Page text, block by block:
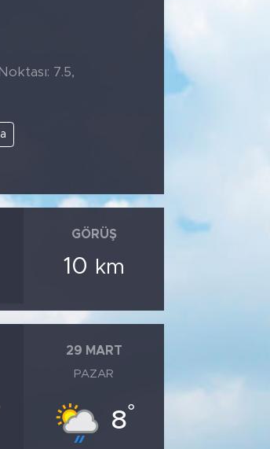
7.5,
GÖRÜŞ
10 km
29 MART
PAZAR
8°